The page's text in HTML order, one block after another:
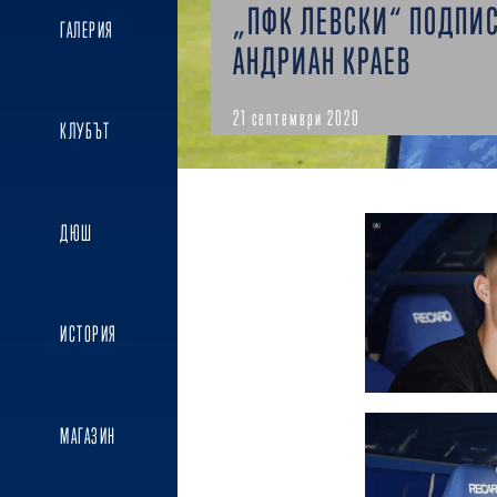
ГАЛЕРИЯ
КЛУБЪТ
ДЮШ
ИСТОРИЯ
МАГАЗИН
„ПФК ЛЕВСКИ“
АНДРИАН КРАЕВ
21 септември 2020